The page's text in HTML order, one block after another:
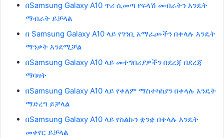
በSamsung Galaxy A10 ጥሪ ሲመጣ የፍላሽ መብራትን እንዴት
ማብራት ይቻላል
በ Samsung Galaxy A10 ላይ የገንቢ አማራጮችን በቀላሉ እንዴት
ማንቃት እንደሚቻል
በSamsung Galaxy A10 ላይ መተግበሪያዎችን በደረጃ በደረጃ
ማባዛት
በSamsung Galaxy A10 ላይ የቀለም ማስተካከያን በቀላሉ እንዴት
ማድረግ ይቻላል
በSamsung Galaxy A10 ላይ የስልኩን ቋንቋ በቀላሉ እንዴት
መቀየር ይቻላል